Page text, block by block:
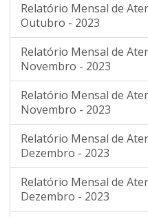
Relatório Mensal de
Outubro - 2023
Relatório Mensal de
Novembro - 2023
Relatório Mensal de
Novembro - 2023
Relatório Mensal de
Dezembro - 2023
Relatório Mensal de
Dezembro - 2023